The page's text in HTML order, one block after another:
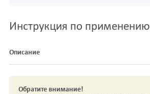
Инструкция по применению
Описание
Обратите внимание!